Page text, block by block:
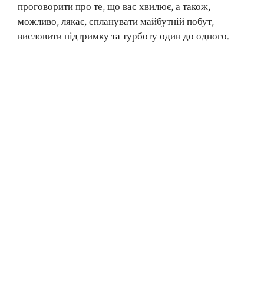
проговорити про те, що вас хвилює, а також,
можливо, лякає, спланувати майбутній побут,
висловити підтримку та турботу один до одного.